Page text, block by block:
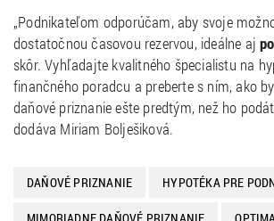
„Podnikateľom odporúčam, aby svoje
dostatočnou časovou rezervou, ideálne aj
skôr. Vyhľadajte kvalitného špecialistu na
finančného poradcu a preberte s ním, ako
daňové priznanie ešte predtým, než ho
dodáva Miriam Bolješiková.
DAŇOVÉ PRIZNANIE HYPOTÉKA PRE
MIMORIADNE DAŇOVÉ PRIZNANIE